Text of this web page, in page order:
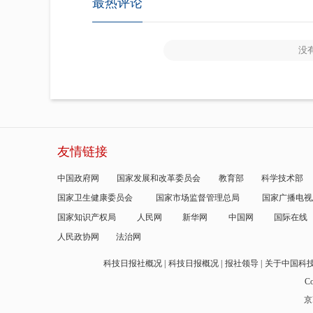
最热评论
没
友情链接
中国政府网 国家发展和改革委员会 教育部
科学技术部
国家卫生健康委员会
国家市场监督管理总局
国家广播电
国家知识产权局
人民网 新华网 中国网
国际在线
人民政协网
法治网
科技日报社概况 科技日报概况 报社领导
关于中国科